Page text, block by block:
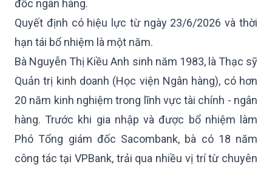
đốc ngân hàng.
Quyết định có hiệu lực từ ngày 23/6/2026 và thời
hạn tái bổ nhiệm là một năm.
Bà Nguyễn Thị Kiều Anh sinh năm 1983, là Thạc sỹ
Quản trị kinh doanh (Học viện Ngân hàng), có hơn
20 năm kinh nghiệm trong lĩnh vực tài chính - ngân
hàng. Trước khi gia nhập và được bổ nhiệm làm
Phó Tổng giám đốc Sacombank, bà có 18 năm
công tác tại VPBank, trải qua nhiều vị trí từ chuyên